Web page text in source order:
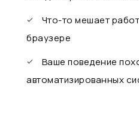
Что-то мешает
браузере
Ваше поведение
автоматизированных